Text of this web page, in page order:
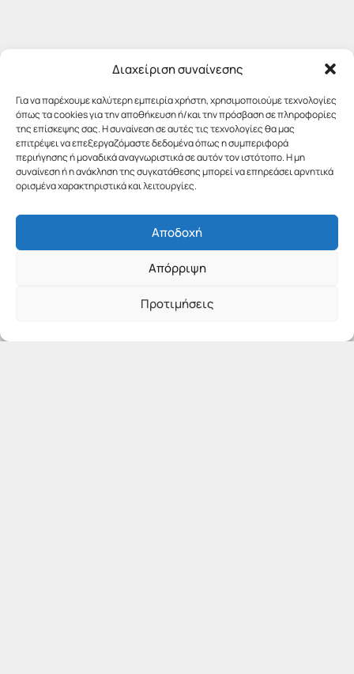
Διαχείριση συναίνεσης
Για να παρέχουμε καλύτερη εμπειρία χρήστη, χρησιμοποιούμε τεχνολογίες
όπως τα cookies για την αποθήκευση ή/και την πρόσβαση σε πληροφορίες
της επίσκεψης σας. Η συναίνεση σε αυτές τις τεχνολογίες θα μας
επιτρέψει να επεξεργαζόμαστε δεδομένα όπως η συμπεριφορά
περιήγησης ή μοναδικά αναγνωριστικά σε αυτόν τον ιστότοπο. Η μη
συναίνεση ή η ανάκληση της συγκατάθεσης μπορεί να επηρεάσει αρνητικά
ορισμένα χαρακτηριστικά και λειτουργίες.
Αποδοχή
Απόρριψη
Προτιμήσεις